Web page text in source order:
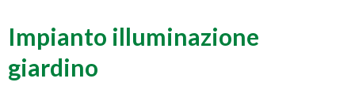
Impianto illuminazione
giardino